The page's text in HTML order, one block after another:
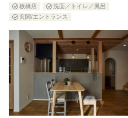
板橋店
洗面／トイレ／風呂
玄関/エントランス